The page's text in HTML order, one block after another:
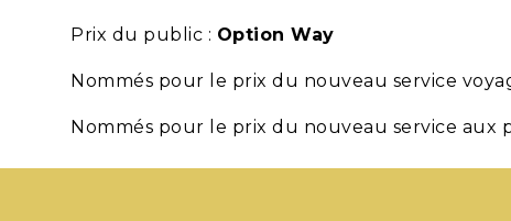
Prix du public : Option Way
Nommés pour le prix du nouveau service
Nommés pour le prix du nouveau service aux